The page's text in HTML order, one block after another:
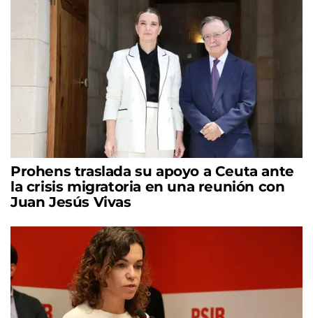
Prohens traslada su apoyo a Ceuta ante
la crisis migratoria en una reunión con
Juan Jesús Vivas